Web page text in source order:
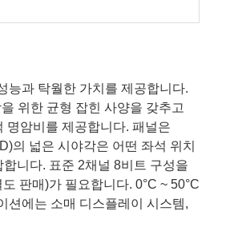
능과 탁월한 가치를 제공합니다.
위한 균형 잡힌 사양을 갖추고
명암비를 제공합니다. 패널은
의 넓은 시야각은 어떤 좌석 위치
니다. 표준 2채널 8비트 구성을
판매)가 필요합니다. 0°C ~ 50°C
션에는 소매 디스플레이 시스템,